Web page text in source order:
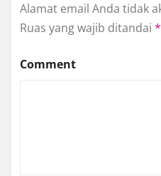
Alamat email Anda tidak
Ruas yang wajib ditandai *
Comment